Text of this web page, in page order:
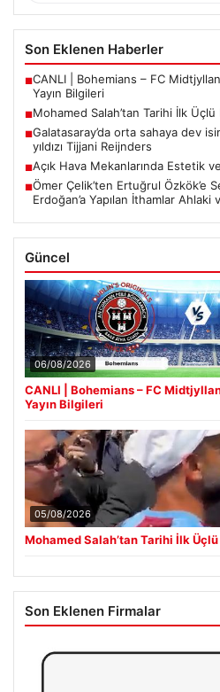
Son Eklenen Haberler
■CANLI | Bohemians – FC
Yayın Bilgileri
■Mohamed Salah’tan Tarihi İlk Üçlü
■Galatasaray’da orta sahaya dev
yıldızı Tijjani Reijnders
■Açık Hava Mekanlarında Estetik
■Ömer Çelik’ten Ertuğrul Özkök’e
Erdoğan’a Yapılan İthamlar
Güncel
06/08/2026
CANLI | Bohemians – FC
Yayın Bilgileri
05/08/2026
Mohamed Salah’tan Tarihi İlk Üçlü
Son Eklenen Firmalar